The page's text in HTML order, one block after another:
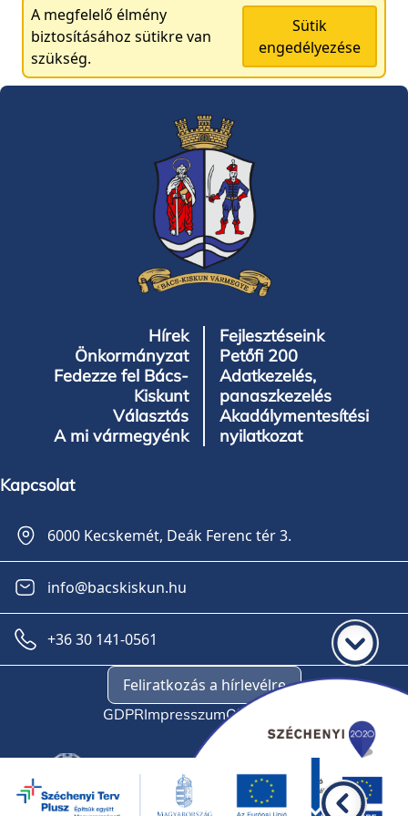
A megfelelő élmény
biztosításához sütikre van
szükség.
Sütik
engedélyezése
Hírek
Önkormányzat
Fedezze fel Bács-
Kiskunt
Választás
A mi vármegyénk
Fejlesztéseink
Petőfi 200
Adatkezelés,
panaszkezelés
Akadálymentesítési
nyilatkozat
Kapcsolat
6000 Kecskemét, Deák Ferenc tér 3.
info@bacskiskun.hu
+36 30 141-0561
Feliratkozás a hírlevélre
GDPRImpresszumOldaltérkép